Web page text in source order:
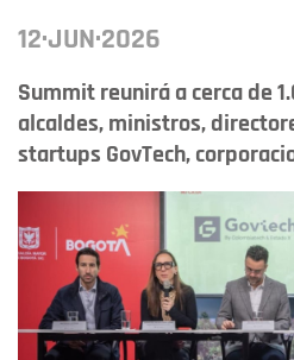
12·JUN·2026
Summit reunirá a cerca de
alcaldes, ministros,
startups GovTech,